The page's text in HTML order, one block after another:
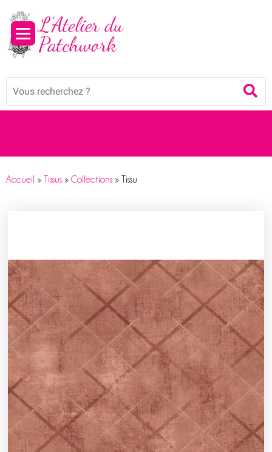
Mots
Accueil » Tissus » Collections » Tissu
Panneau de gestion des cookies